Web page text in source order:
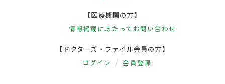
【医療機関の方】
情報掲載にあたって お問い合わせ
【ドクターズ・ファイル会員の方】
ログイン 会員登録